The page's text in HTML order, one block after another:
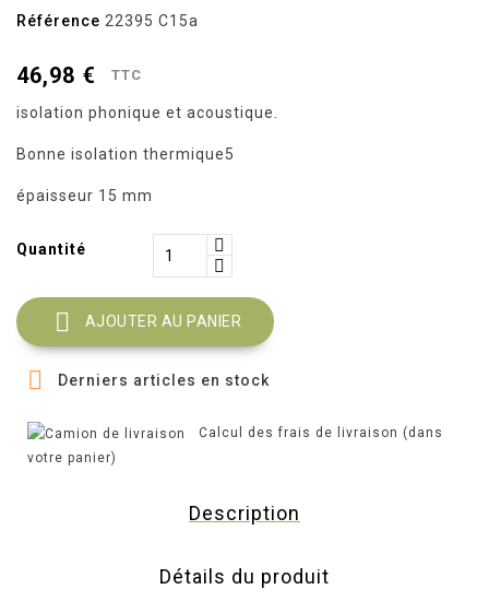
Référence 22395 C15a
46,98 € TTC
isolation phonique et acoustique.
Bonne isolation thermique5
épaisseur 15 mm
Quantité
 AJOUTER AU PANIER
 Derniers articles en stock
Calcul des frais de livraison (dans
votre panier)
Description
Détails du produit